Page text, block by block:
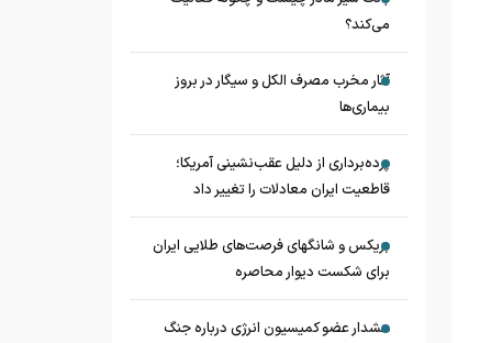
می‌کند؟
آثار مخرب مصرف الکل و سیگار در بروز
بیماری‌ها
پرده‌برداری از دلیل عقب‌نشینی آمریکا؛
قاطعیت ایران معادلات را تغییر داد
بریکس و شانگهای فرصت‌های طلایی ایران
برای شکست دیوار محاصره
هشدار عضو کمیسیون انرژی درباره جنگ